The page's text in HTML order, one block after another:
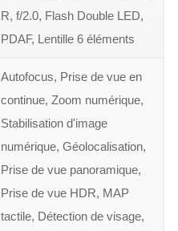
R, f/2.0, Flash Double LED,
PDAF, Lentille 6 éléments
Autofocus, Prise de vue en
continue, Zoom numérique,
Stabilisation d'image
numérique, Géolocalisation,
Prise de vue panoramique,
Prise de vue HDR, MAP
tactile, Détection de visage,